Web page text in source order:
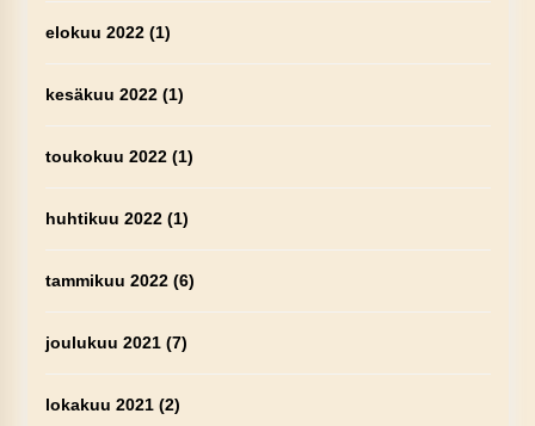
elokuu 2022(1)
kesäkuu 2022(1)
toukokuu 2022(1)
huhtikuu 2022(1)
tammikuu 2022(6)
joulukuu 2021(7)
lokakuu 2021(2)